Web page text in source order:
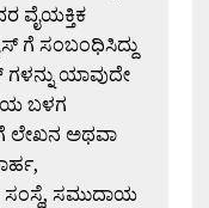
ವೈಯಕ್ತಿಕ
ಗೆ ಸಂಬಂಧಿಸಿದ್ದು
ಯಾವುದೇ
ಬಳಗ
ಲೇಖನ ಅಥವಾ
ಸಂಸ್ಥೆ, ಸಮುದಾಯ